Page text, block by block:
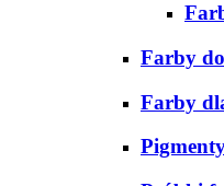
Farby
Farby